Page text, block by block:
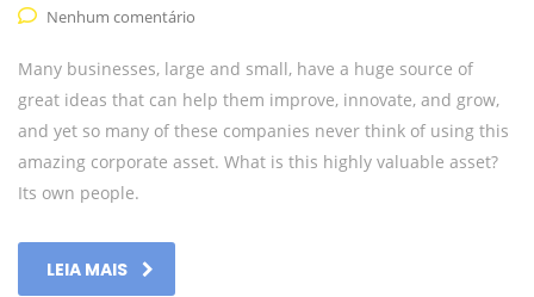
Nenhum comentário
Many businesses, large and small, have a huge source of
great ideas that can help them improve, innovate, and grow,
and yet so many of these companies never think of using this
amazing corporate asset. What is this highly valuable asset?
Its own people.
LEIA MAIS